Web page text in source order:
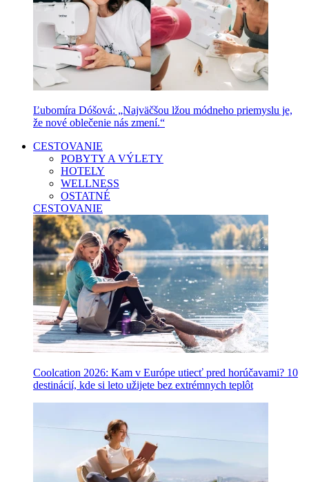
Ľubomíra Dóšová: „Najväčšou lžou módneho priemyslu je,
že nové oblečenie nás zmení.“
CESTOVANIE
POBYTY A VÝLETY
HOTELY
WELLNESS
OSTATNÉ
CESTOVANIE
Coolcation 2026: Kam v Európe utiecť pred horúčavami? 10
destinácií, kde si leto užijete bez extrémnych teplôt